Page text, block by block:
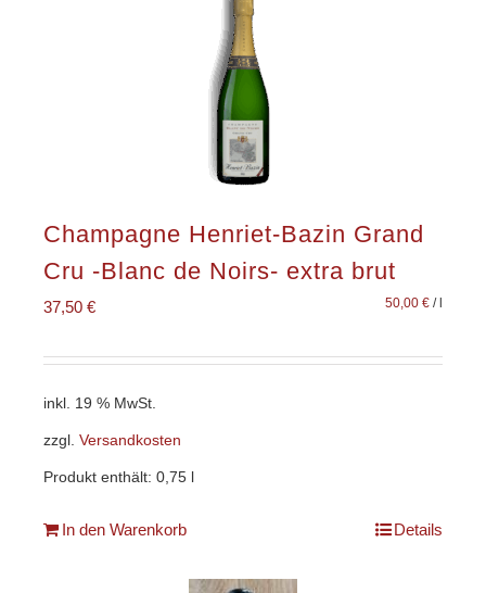
Champagne Henriet-Bazin Grand
Cru -Blanc de Noirs- extra brut
37,50 € 50,00 € /
inkl. 19 % MwSt.
zzgl. Versandkosten
Produkt enthält: 0,75 l
In den Warenkorb Details